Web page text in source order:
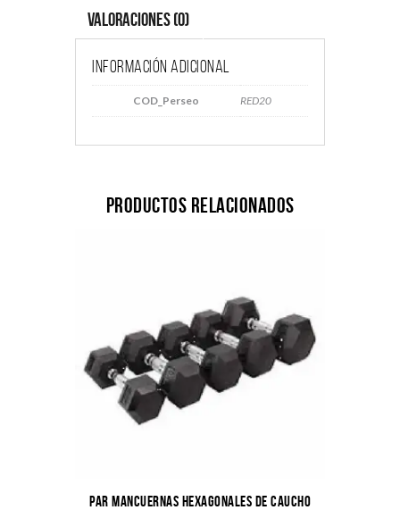
Valoraciones (0)
Información adicional
COD_Perseo RED20
Productos relacionados
PAR MANCUERNAS HEXAGONALES DE CAUCHO